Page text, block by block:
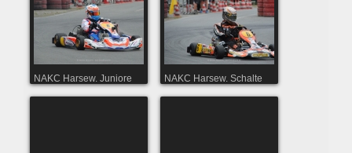
NAKC Harsew. Juniore NAKC Harsew. Schalte